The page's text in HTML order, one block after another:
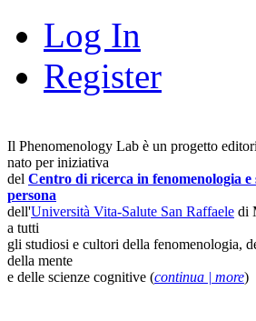
Log In
Register
Il Phenomenology Lab è un progetto
nato per iniziativa
del Centro di ricerca in fenomenologia e
persona
dell'Università Vita-Salute San Raffaele di
a tutti
gli studiosi e cultori della fenomenologia,
della mente
e delle scienze cognitive (continua | more)